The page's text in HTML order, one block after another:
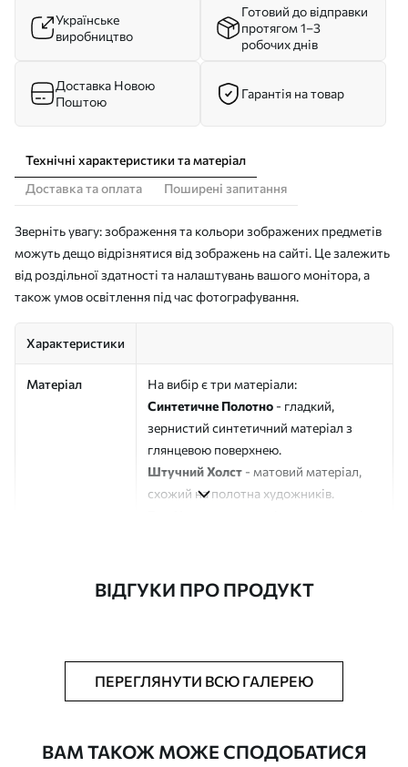
Українське
виробництво
Готовий до відправки
протягом 1–3
робочих днів
Доставка Новою
Поштою
Гарантія на товар
Технічні характеристики та матеріал
Доставка та оплата
Поширені запитання
Зверніть увагу: зображення та кольори зображених предметів
можуть дещо відрізнятися від зображень на сайті. Це залежить
від роздільної здатності та налаштувань вашого монітора, а
також умов освітлення під час фотографування.
Характеристики
Матеріал
На вибір є три матеріали:
Синтетичне Полотно - гладкий,
зернистий синтетичний матеріал з
глянцевою поверхнею.
Штучний Холст - матовий матеріал,
схожий на полотна художників.
Додатково Можна додати лакове покриття.
ВІДГУКИ ПРО ПРОДУКТ
ПЕРЕГЛЯНУТИ ВСЮ ГАЛЕРЕЮ
ВАМ ТАКОЖ МОЖЕ СПОДОБАТИСЯ